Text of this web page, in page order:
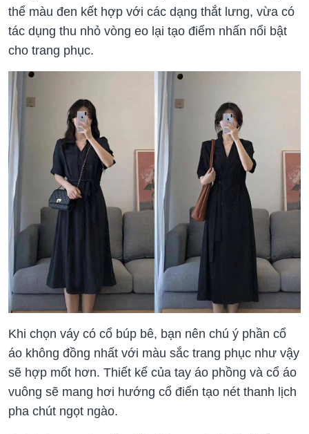
thể màu đen kết hợp với các dạng thắt lưng, vừa có
tác dụng thu nhỏ vòng eo lại tạo điểm nhấn nổi bật
cho trang phục.
Khi chọn váy có cổ búp bê, bạn nên chú ý phần cổ
áo không đồng nhất với màu sắc trang phục như vậy
sẽ hợp mốt hơn. Thiết kế của tay áo phồng và cổ áo
vuông sẽ mang hơi hướng cổ điển tạo nét thanh lịch
pha chút ngọt ngào.